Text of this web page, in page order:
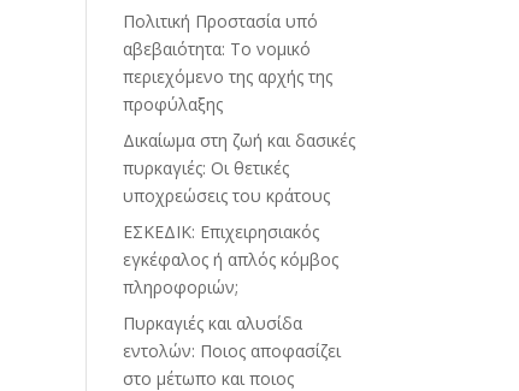
Πολιτική Προστασία υπό
αβεβαιότητα: Το νομικό
περιεχόμενο της αρχής της
προφύλαξης
Δικαίωμα στη ζωή και δασικές
πυρκαγιές: Οι θετικές
υποχρεώσεις του κράτους
ΕΣΚΕΔΙΚ: Επιχειρησιακός
εγκέφαλος ή απλός κόμβος
πληροφοριών;
Πυρκαγιές και αλυσίδα
εντολών: Ποιος αποφασίζει
στο μέτωπο και ποιος